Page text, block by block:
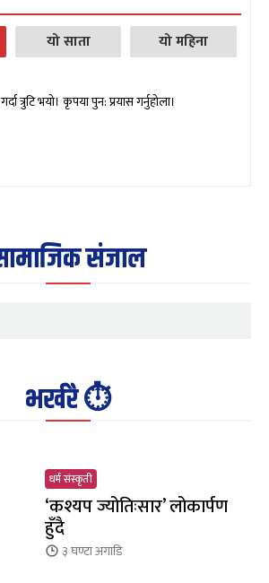
यो साता यो महिना
त्रुटि भयो। कृपया पुन: प्रयास गर्नुहोला।
संजाल
भर्खरै ⏱️
धर्म संस्कृती
‘कश्यप ज्योतिःसार’ लोकार्पण
हुँदै
३ घण्टाअगाडि